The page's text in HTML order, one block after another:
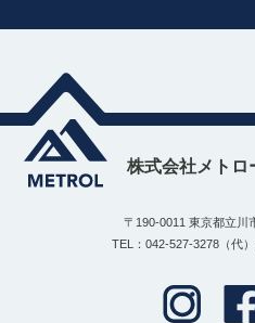
株式会社メトロ
〒190-0011 東京都立川
TEL：042-527-3278（代